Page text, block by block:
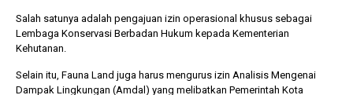
Salah satunya adalah pengajuan izin operasional khusus sebagai
Lembaga Konservasi Berbadan Hukum kepada Kementerian
Kehutanan.
Selain itu, Fauna Land juga harus mengurus izin Analisis Mengenai
Dampak Lingkungan (Amdal) yang melibatkan Pemerintah Kota